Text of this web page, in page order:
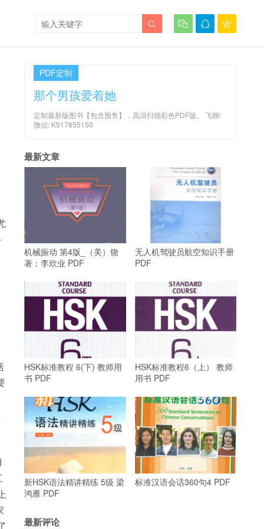
  

PDF定制
那个男孩爱着她
定制最新版图书【包含预售】，高清扫描彩色PDF版。 飞聊/
微信: K517855150
最新文章
机械振动 第4版_（美）饶
著；李欣业 PDF
无人机驾驶员航空知识手册
PDF
HSK标准教程 6(下) 教师用
书 PDF
HSK标准教程6（上） 教师
用书 PDF
新HSK语法精讲精练 5级 梁
鸿雁 PDF
标准汉语会话360句4 PDF
最新评论